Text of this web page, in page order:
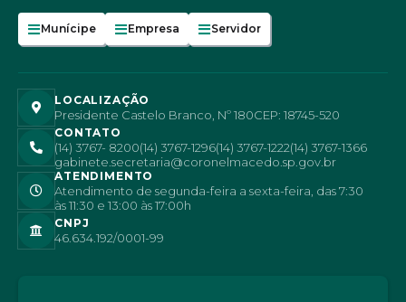
Munícipe Empresa Servidor
LOCALIZAÇÃO
Presidente Castelo Branco, Nº 180CEP: 18745-520
CONTATO
(14) 3767- 8200(14) 3767-1296(14) 3767-1222(14) 3767-1366
gabinete.secretaria@coronelmacedo.sp.gov.br
ATENDIMENTO
Atendimento de segunda-feira a sexta-feira, das 7:30
às 11:30 e 13:00 às 17:00h
CNPJ
46.634.192/0001-99